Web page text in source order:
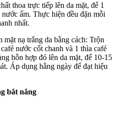
thoa trực tiếp lên da mặt, để 1
ấm. Thực hiện đều đặn mỗi
nhất.
nạ trắng da bằng cách: Trộn
nước cốt chanh và 1 thìa café
hỗn hợp đó lên da mặt, để 10-15
Áp dụng hằng ngày để đạt hiệu
bắt nắng